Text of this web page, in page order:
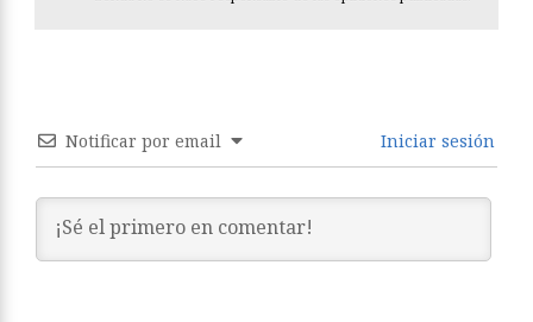
Notificar por email Iniciar sesión